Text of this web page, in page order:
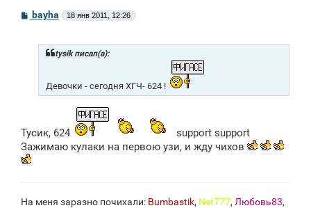
Сbayha 18 янв 2011, 12:26
tysik писал(а):
Девочки - сегодня ХГЧ- 624 !
Тусик, 624
support support
Зажимаю кулаки на первою узи, и жду чихов
На меня заразно почихали: Bumbastik, Net777, Любовь83,